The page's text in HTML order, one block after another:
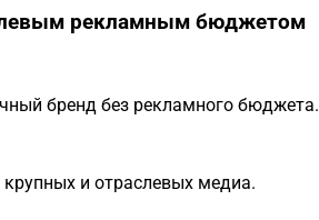
рекламным бюджетом
бренд без рекламного бюджета.
и отраслевых медиа.